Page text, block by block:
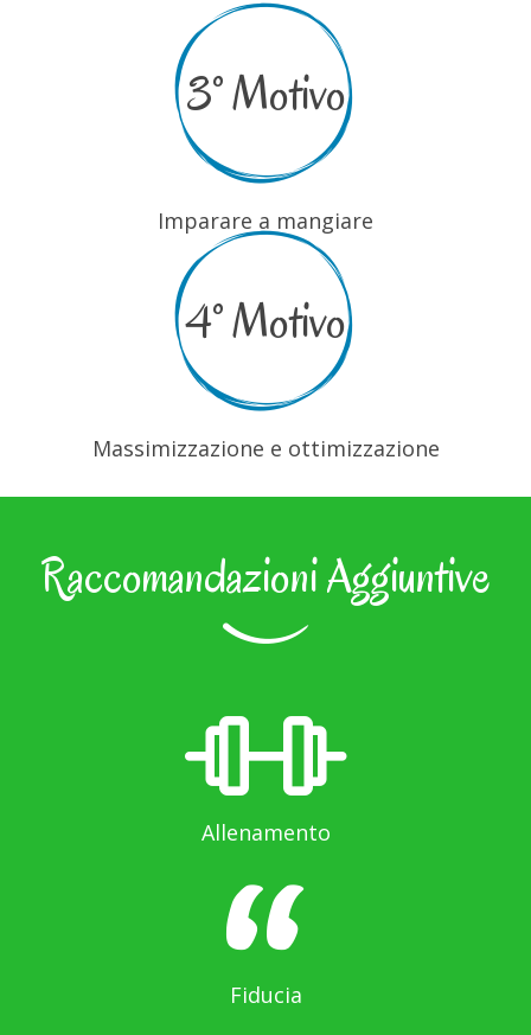
3° Motivo
Imparare a mangiare
4° Motivo
Massimizzazione e ottimizzazione
Raccomandazioni Aggiuntive
Allenamento
Fiducia